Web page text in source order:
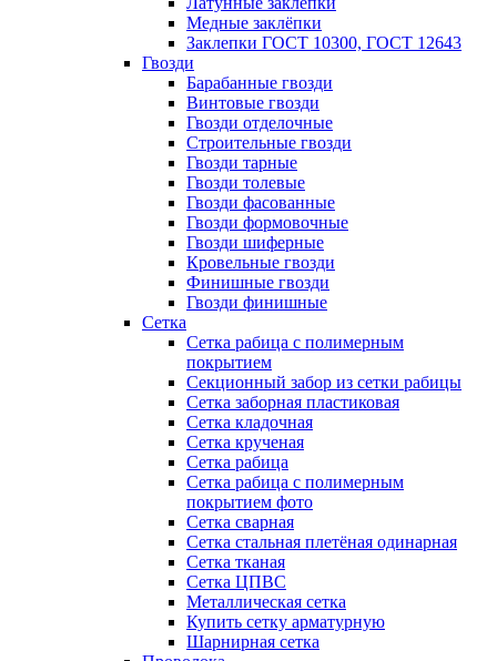
Медные заклёпки
Заклепки ГОСТ 10300, ГОСТ 12643
Гвозди
Барабанные гвозди
Винтовые гвозди
Гвозди отделочные
Строительные гвозди
Гвозди тарные
Гвозди толевые
Гвозди фасованные
Гвозди формовочные
Гвозди шиферные
Кровельные гвозди
Финишные гвозди
Гвозди финишные
Сетка
Сетка рабица с полимерным
покрытием
Секционный забор из сетки рабицы
Сетка заборная пластиковая
Сетка кладочная
Сетка крученая
Сетка рабица
Сетка рабица с полимерным
покрытием фото
Сетка сварная
Сетка стальная плетёная одинарная
Сетка тканая
Сетка ЦПВС
Металлическая сетка
Купить сетку арматурную
Шарнирная сетка